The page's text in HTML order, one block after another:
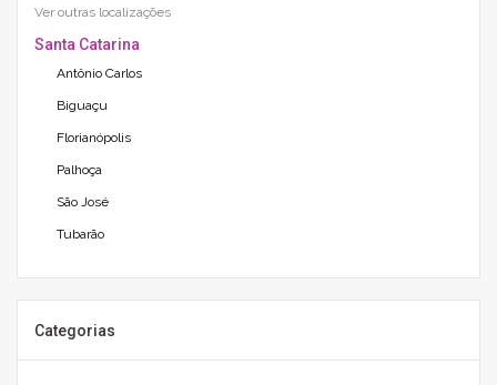
Ver outras localizações
Santa Catarina
Antônio Carlos
Biguaçu
Florianópolis
Palhoça
São José
Tubarão
Categorias